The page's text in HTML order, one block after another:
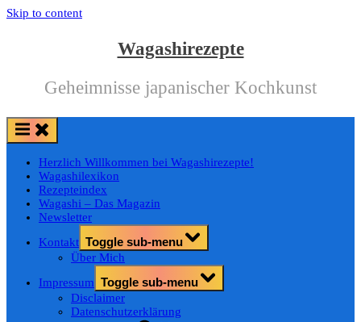
Skip to content
Wagashirezepte
Geheimnisse japanischer Kochkunst
Herzlich Willkommen bei Wagashirezepte!
Wagashilexikon
Rezepteindex
Wagashi – Das Magazin
Newsletter
Kontakt Toggle sub-menu
Über Mich
Impressum Toggle sub-menu
Disclaimer
Datenschutzerklärung